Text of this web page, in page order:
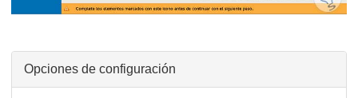
Opciones de configuración